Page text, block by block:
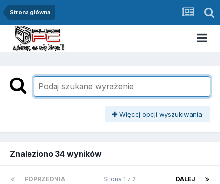
Strona główna
Więcej opcji wyszukiwania
Znaleziono 34 wyników
POPRZEDNIA DALEJ
Strona 1 z 2